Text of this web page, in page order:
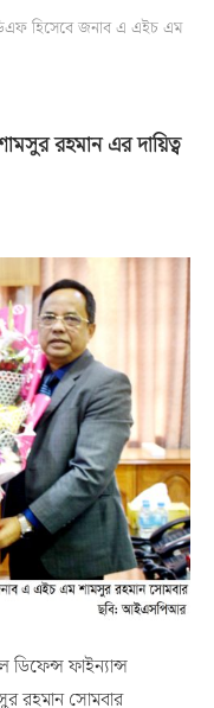
হিসেবে জনাব এ এইচ এম
রহমান এর দায়িত্ব
ফাইন্যান্স
রহমান সোমবার